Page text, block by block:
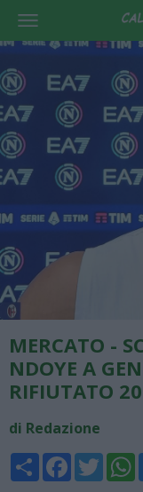
MERCATO -
NDOYE A
RIFIUTATO
di Redazione
Share Facebook